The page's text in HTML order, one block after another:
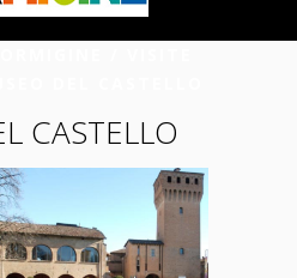
CASTELLO